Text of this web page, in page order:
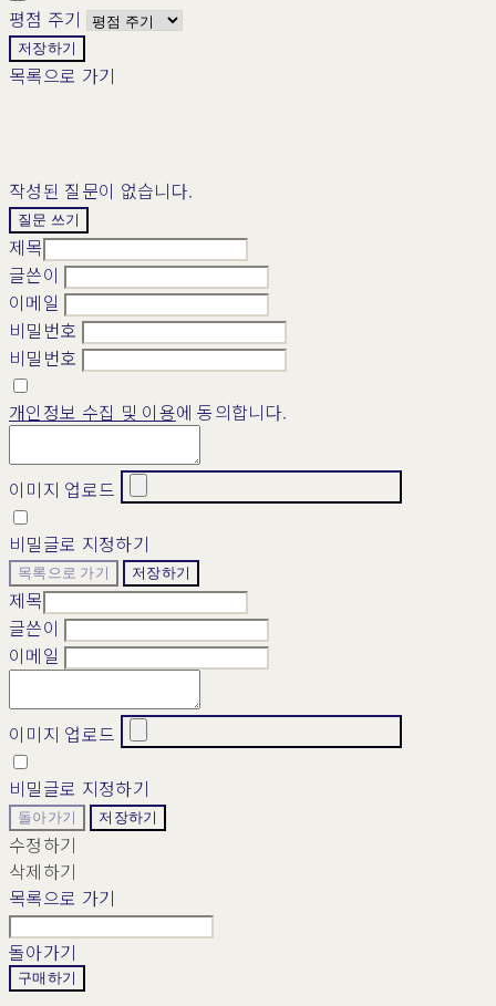
평점 주기
저장하기
목록으로 가기
작성된 질문이 없습니다.
질문 쓰기
제목
글쓴이
이메일
비밀번호
비밀번호
개인정보 수집 및 이용에 동의합니다.
이미지 업로드
비밀글로 지정하기
목록으로 가기 저장하기
제목
글쓴이
이메일
이미지 업로드
비밀글로 지정하기
돌아가기 저장하기
수정하기
삭제하기
목록으로 가기
돌아가기
구매하기